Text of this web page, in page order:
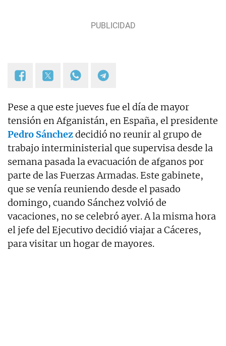
Pese a que este jueves fue el día de mayor
tensión en Afganistán, en España, el presidente
Pedro Sánchezdecidió no reunir al grupo de
trabajo interministerial que supervisa desde la
semana pasada la evacuación de afganos por
parte de las Fuerzas Armadas. Este gabinete,
que se venía reuniendo desde el pasado
domingo, cuando Sánchez volvió de
vacaciones, no se celebró ayer. A la misma hora
el jefe del Ejecutivo decidió viajar a Cáceres,
para visitar un hogar de mayores.